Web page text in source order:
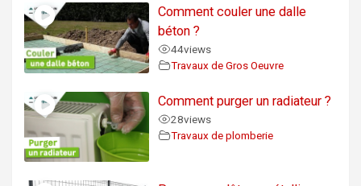
Comment couler une dalle
béton ?
44views
Travaux de Gros Oeuvre
Comment purger un radiateur ?
28views
Travaux de plomberie